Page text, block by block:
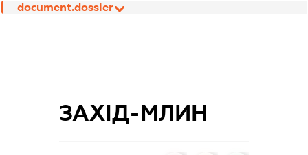
document.dossier
ЗАХІД-МЛИН